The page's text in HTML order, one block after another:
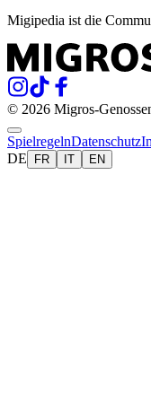
Migipedia ist die
© 2026 Migros-
SpielregelnDatenschutz
DE
FR IT EN